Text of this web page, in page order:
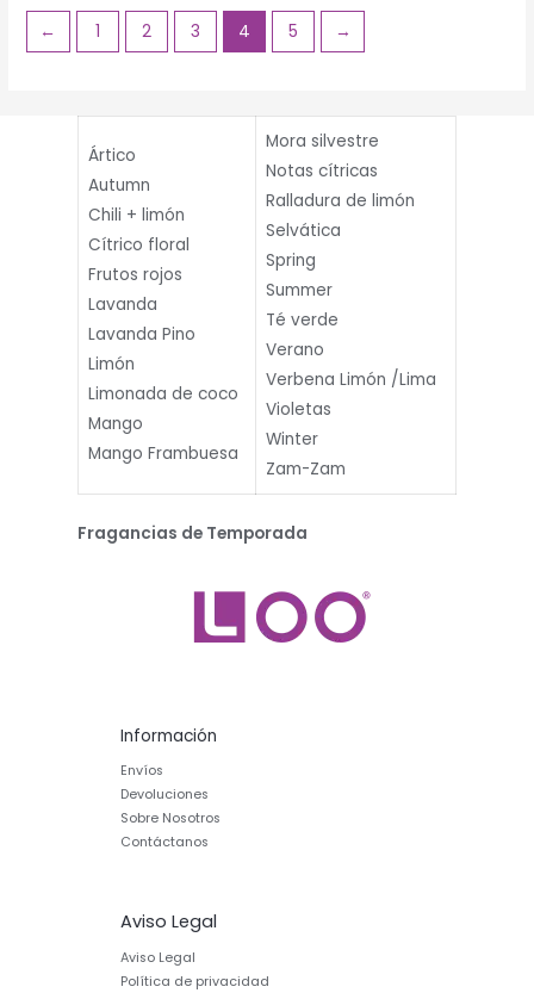
← 1 2 3 4 5 →
Ártico
Autumn
Chili + limón
Cítrico floral
Frutos rojos
Lavanda
Lavanda Pino
Limón
Limonada de coco
Mango
Mango Frambuesa
Mora silvestre
Notas cítricas
Ralladura de limón
Selvática
Spring
Summer
Té verde
Verano
Verbena Limón /Lima
Violetas
Winter
Zam-Zam
Fragancias de Temporada
Información
Envíos
Devoluciones
Sobre Nosotros
Contáctanos
Aviso Legal
Aviso Legal
Política de privacidad